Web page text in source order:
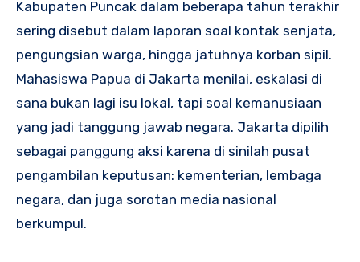
Kabupaten Puncak dalam beberapa tahun terakhir
sering disebut dalam laporan soal kontak senjata,
pengungsian warga, hingga jatuhnya korban sipil.
Mahasiswa Papua di Jakarta menilai, eskalasi di
sana bukan lagi isu lokal, tapi soal kemanusiaan
yang jadi tanggung jawab negara. Jakarta dipilih
sebagai panggung aksi karena di sinilah pusat
pengambilan keputusan: kementerian, lembaga
negara, dan juga sorotan media nasional
berkumpul.